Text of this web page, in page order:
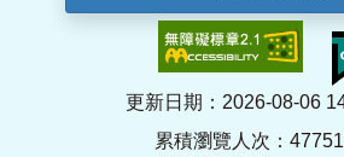
更新日期：2026-08-06
累積瀏覽人次：